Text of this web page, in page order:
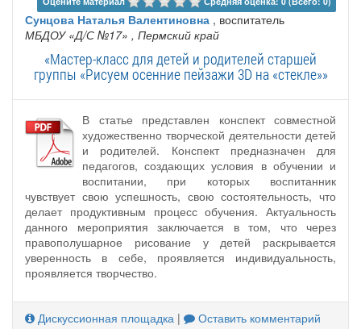
Сунцова Наталья Валентиновна , воспитатель
МБДОУ «Д/С №17» , Пермский край
«Мастер-класс для детей и родителей старшей
группы «Рисуем осенние пейзажи 3D на «стекле»»
В статье представлен конспект совместной
художественно творческой деятельности детей
и родителей. Конспект предназначен для
педагогов, создающих условия в обучении и
воспитании, при которых воспитанник
чувствует свою успешность, свою состоятельность, что
делает продуктивным процесс обучения. Актуальность
данного мероприятия заключается в том, что через
правополушарное рисование у детей раскрывается
уверенность в себе, проявляется индивидуальность,
проявляется творчество.
Дискуссионная площадка | Оставить комментарий